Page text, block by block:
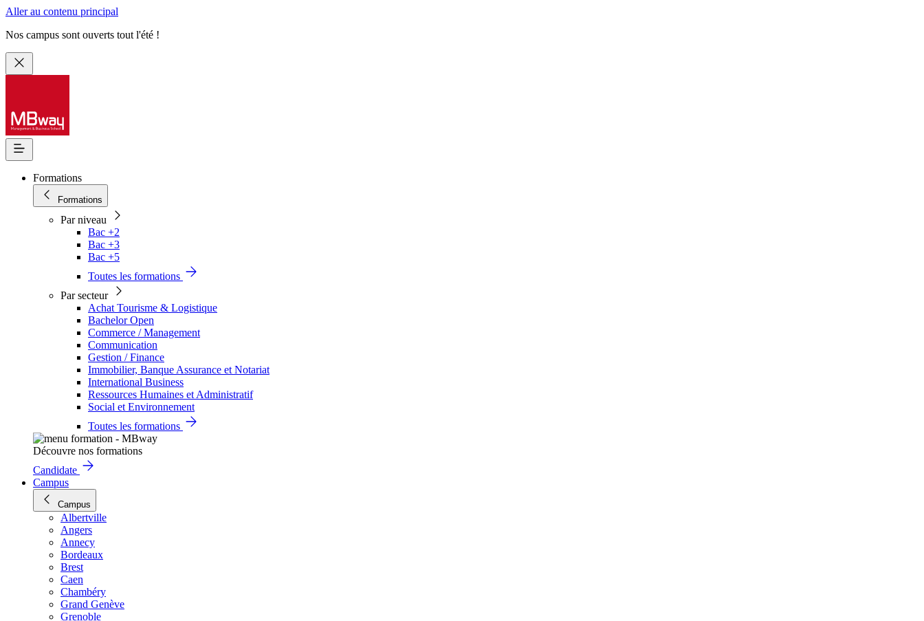
Aller au contenu principal
Nos campus sont ouverts tout l'été !
Formations
Formations
Par niveau
Bac +2
Bac +3
Bac +5
Toutes les formations
Par secteur
Achat Tourisme & Logistique
Bachelor Open
Commerce / Management
Communication
Gestion / Finance
Immobilier, Banque Assurance et Notariat
International Business
Ressources Humaines et Administratif
Social et Environnement
Toutes les formations
Découvre nos formations
Candidate
Campus
Campus
Albertville
Angers
Annecy
Bordeaux
Brest
Caen
Chambéry
Grand Genève
Grenoble